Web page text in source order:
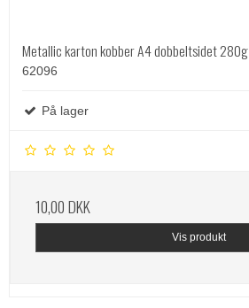
Metallic karton kobber A4 dobbeltsidet 280g
62096
På lager
10,00 DKK
Vis produkt